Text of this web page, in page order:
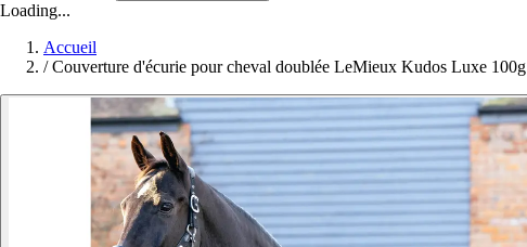
Loading...
Accueil
/ Couverture d'écurie pour cheval doublée LeMieux Kudos Luxe 100g